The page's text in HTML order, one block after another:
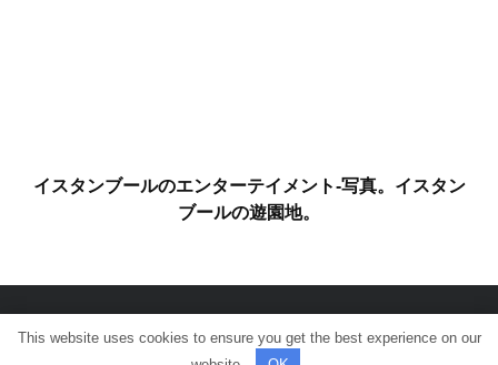
イスタンブールのエンターテイメント-写真。イスタン
ブールの遊園地。
© 全著作権所有。
This website uses cookies to ensure you get the best experience on our